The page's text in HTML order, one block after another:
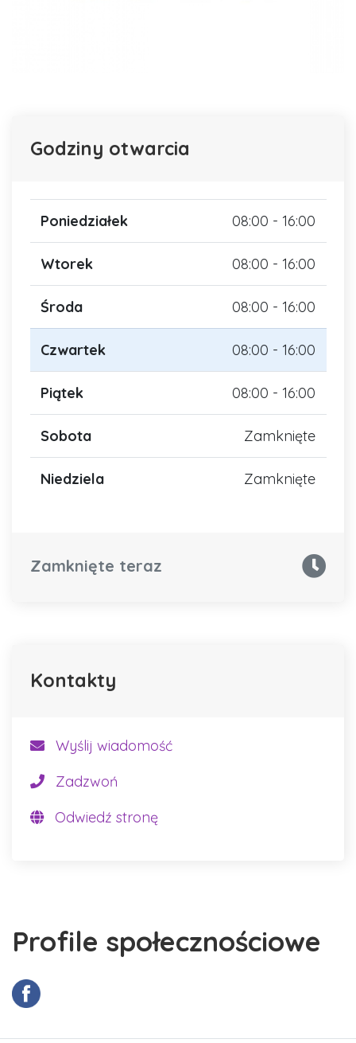
Profile społecznościowe
Godziny otwarcia
Poniedziałek 08:00 - 16:00
Wtorek 08:00 - 16:00
Środa 08:00 - 16:00
Czwartek 08:00 - 16:00
Piątek 08:00 - 16:00
Sobota Zamknięte
Niedziela Zamknięte
Zamknięte teraz
Kontakty
Wyślij wiadomość
Zadzwoń
Odwiedź stronę